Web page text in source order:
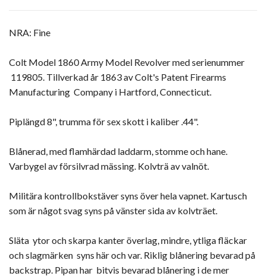
NRA: Fine
Colt Model 1860 Army Model Revolver med serienummer
119805. Tillverkad år 1863 av Colt's Patent Firearms
Manufacturing Company i Hartford, Connecticut.
Piplängd 8", trumma för sex skott i kaliber .44".
Blånerad, med flamhärdad laddarm, stomme och hane.
Varbygel av försilvrad mässing. Kolvträ av valnöt.
Militära kontrollbokstäver syns över hela vapnet. Kartusch
som är något svag syns på vänster sida av kolvträet.
Släta ytor och skarpa kanter överlag, mindre, ytliga fläckar
och slagmärken syns här och var. Riklig blånering bevarad på
backstrap. Pipan har bitvis bevarad blånering i de mer